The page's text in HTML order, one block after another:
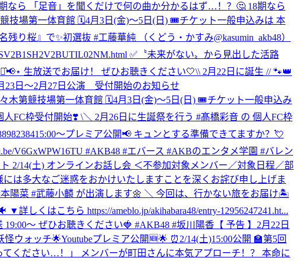
なら 「足音」を聞くだけで何の曲か分かるはず…！？🤔 18期なら
技場第一体育館 🗓️4月3日(金)〜5日(日) 🎟️チケット一般申込みは 本
残り桜』で✨初選抜 #工藤華純 （くどう・かすみ@kasumin_akb48）
✅〝未来がない〟から見出した活路
生放送でお届け！ ぜひお聴きください🤍\\ 2月22日に誕生 // 🐾👑
日～2月27日公演 受付開始のお知らせ
木第競技場第一体育館 🗓️4月3日(金)〜5日(日) 🎟️チケット一般申込み
FC枠受付開始❣️ \＼ 2月26日に生誕祭を行う #髙橋彩音 の 個人FC枠
15:00〜プレミア公開📢 キュンとする準備できてますか？💘
V6GxWPW16TU #AKB48 #エバース #AKBのエンタメ学園 #バレン
2/14(土) オンラインお話し会 ＜不参加対象メンバー／対象日程／部
は多大なご迷惑をおかけいたしますことを深くお詫び申し上げま
陽菜 #武藤小麟 が出演します🌼 ＼ 今回は、行かない旅をお届け🏝️
しくはこちら https://ameblo.jp/akihabara48/entry-12956247241.ht...
～ ぜひお聴きください🍓 #AKB48 #坂川陽香 【 予告 】2月22日
怪ウォッチ🌟Youtubeプレミア公開🆕🌟 ⏰2/14(土)15:00公開 🏫第5回
てください…！」 メンバーが町田さんに本気アプローチ！？ 本命に